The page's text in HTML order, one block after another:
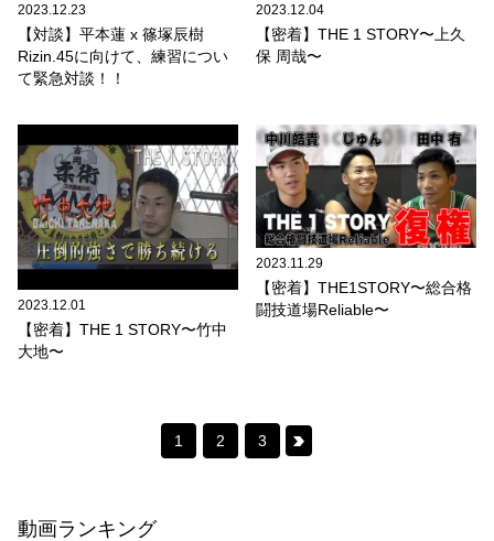
2023.12.23
【対談】平本蓮 x 篠塚辰樹
Rizin.45に向けて、練習につい
て緊急対談！！
2023.12.04
【密着】THE 1 STORY〜上久
保 周哉〜
2023.12.01
【密着】THE 1 STORY〜竹中
大地〜
2023.11.29
【密着】THE1STORY〜総合格
闘技道場Reliable〜
1 2 3
動画ランキング